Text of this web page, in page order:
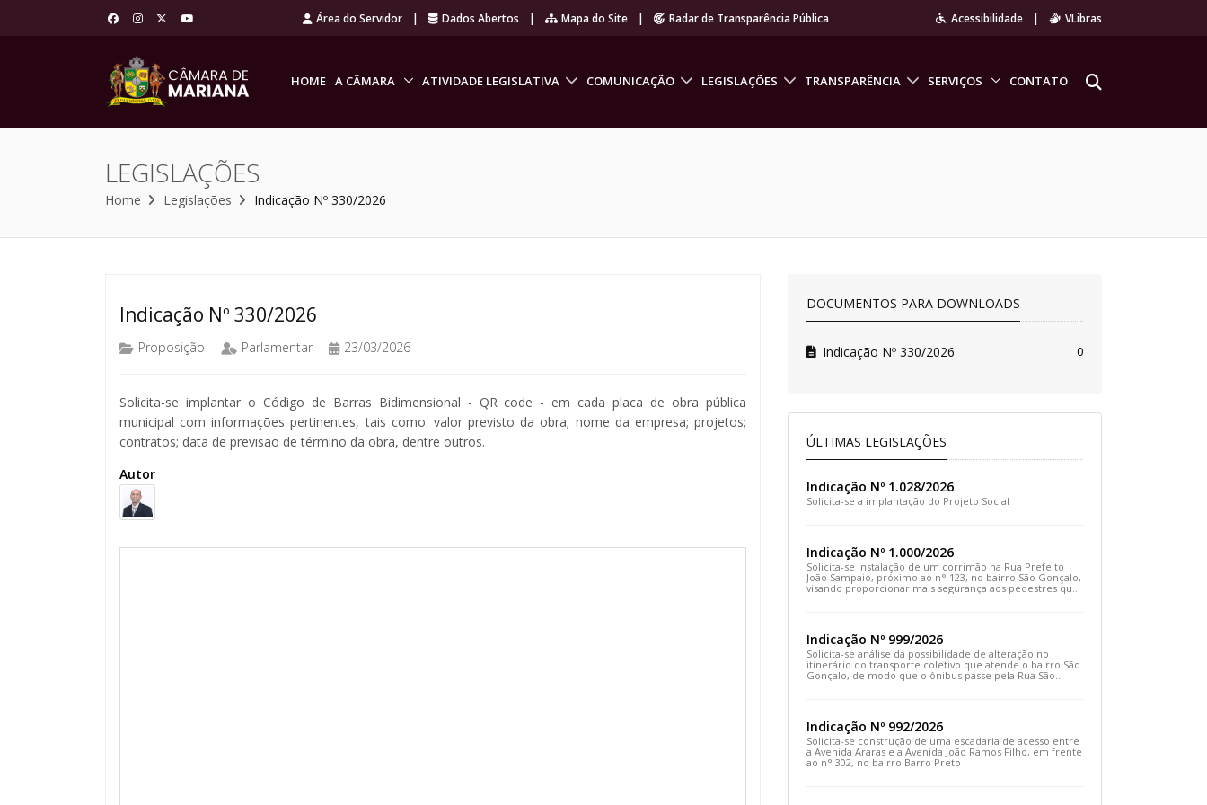
Área do Servidor | Dados Abertos | Mapa do Site | Radar de Transparência Pública Acessibilidade | VLibras
HOME A CÂMARA ATIVIDADE LEGISLATIVA COMUNICAÇÃO LEGISLAÇÕES TRANSPARÊNCIA SERVIÇOS CONTATO
LEGISLAÇÕES
Home Legislações Indicação Nº 330/2026
Indicação Nº 330/2026
Proposição Parlamentar 23/03/2026
Solicita-se implantar o Código de Barras Bidimensional - QR code - em cada placa de obra pública
municipal com informações pertinentes, tais como: valor previsto da obra; nome da empresa; projetos;
contratos; data de previsão de término da obra, dentre outros.
Autor
DOCUMENTOS PARA DOWNLOADS
Indicação Nº 330/2026 0
ÚLTIMAS LEGISLAÇÕES
Indicação Nº 1.028/2026
Solicita-se a implantação do Projeto Social
Indicação Nº 1.000/2026
Solicita-se instalação de um corrimão na Rua Prefeito
João Sampaio, próximo ao n° 123, no bairro São Gonçalo,
visando proporcionar mais segurança aos pedestres que
Indicação Nº 999/2026
Solicita-se análise da possibilidade de alteração no
itinerário do transporte coletivo que atende o bairro São
Gonçalo, de modo que o ônibus passe pela Rua São
Indicação Nº 992/2026
Solicita-se construção de uma escadaria de acesso entre
a Avenida Araras e a Avenida João Ramos Filho, em frente
ao n° 302, no bairro Barro Preto